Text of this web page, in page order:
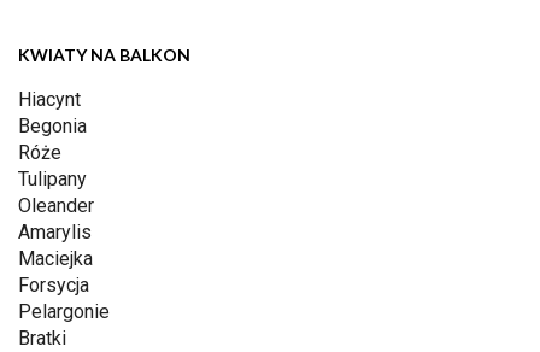
KWIATY NA BALKON
Hiacynt
Begonia
Róże
Tulipany
Oleander
Amarylis
Maciejka
Forsycja
Pelargonie
Bratki